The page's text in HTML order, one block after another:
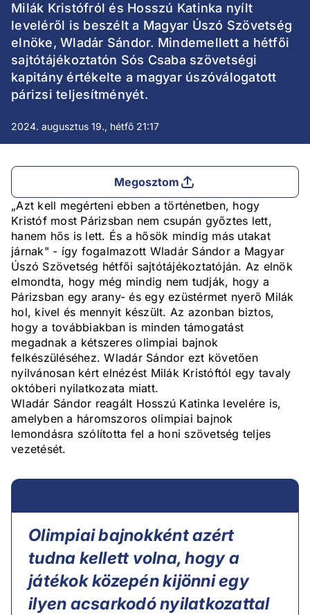
Milák Kristófról és Hosszú Katinka nyílt
leveléről is beszélt a Magyar Úszó Szövetség
elnöke, Wladár Sándor. Mindemellett a hétfői
sajtótájékoztatón Sós Csaba szövetségi
kapitány értékelte a magyar úszóválogatott
párizsi teljesítményét.
2024. augusztus 19., hétfő 21:17
Megosztom
„Azt kell megérteni ebben a történetben, hogy
Kristóf most Párizsban nem csupán győztes lett,
hanem hős is lett. És a hősök mindig más utakat
járnak" - így fogalmazott Wladár Sándor a Magyar
Úszó Szövetség hétfői sajtótájékoztatóján. Az elnök
elmondta, hogy még mindig nem tudják, hogy a
Párizsban egy arany- és egy ezüstérmet nyerő Milák
hol, kivel és mennyit készült. Az azonban biztos,
hogy a továbbiakban is minden támogatást
megadnak a kétszeres olimpiai bajnok
felkészüléséhez. Wladár Sándor ezt követően
nyilvánosan kért elnézést Milák Kristóftól egy tavaly
októberi nyilatkozata miatt.
Wladár Sándor reagált Hosszú Katinka levelére is,
amelyben a háromszoros olimpiai bajnok
lemondásra szólította fel a honi szövetség teljes
vezetését.
Olimpiai bajnokként azért
tudna kellett volna, hogy a
játékok közepén kijönni egy
ilyen acsarkodó nyilatkozattal